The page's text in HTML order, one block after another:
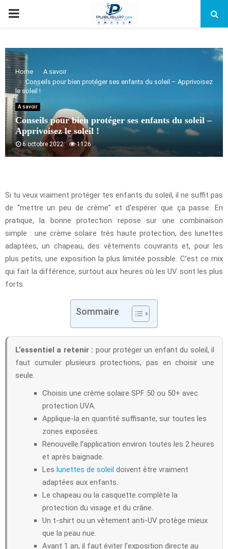
PRIMARY
Home
A savoir
Conseils pour bien protéger ses enfants du soleil – Apprivoisez
le soleil !
A savoir
Conseils pour bien protéger ses enfants du soleil –
Apprivoisez le soleil !
6 octobre 2022 1126
Si tu veux vraiment protéger tes enfants du soleil, il ne suffit pas
de “mettre un peu de crème” et d’espérer que ça passe. En
pratique, la bonne protection repose sur une combinaison
simple : une crème solaire très haute protection, des lunettes
adaptées, un chapeau, des vêtements couvrants et, pour les
plus petits, une exposition la plus limitée possible. C’est ce mix
qui fait la différence, surtout aux heures où les UV sont les plus
forts.
Sommaire
L’essentiel a retenir : pour protéger un enfant du soleil, il
faut cumuler plusieurs protections, pas en choisir une
seule.
Choisis une crème solaire SPF 50 ou 50+ avec
protection UVA.
Applique-la en quantité suffisante, sur toutes les
zones exposées.
Renouvelle l’application environ toutes les 2 heures
et après baignade.
Les lunettes de soleil doivent être vraiment
adaptées aux enfants.
Le chapeau ou la casquette complète la
protection du visage et du crâne.
Un t-shirt ou un vêtement anti-UV protège mieux
que la peau nue.
Avant 1 an, il faut éviter l’exposition directe au